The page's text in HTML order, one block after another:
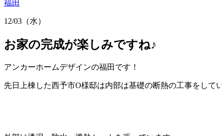
福田
12/03（水）
お家の完成が楽しみですね♪
アンカーホームデザインの福田です！
先日上棟した西予市O様邸は内部は基礎の断熱の工事をして